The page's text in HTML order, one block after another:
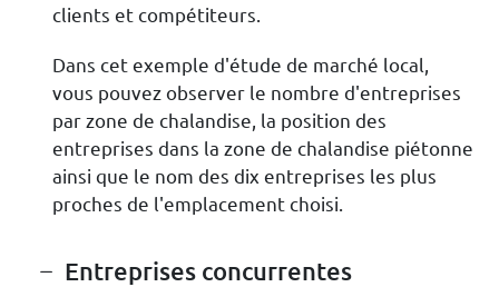
clients et compétiteurs.
Dans cet exemple d'étude de marché local,
vous pouvez observer le nombre d'entreprises
par zone de chalandise, la position des
entreprises dans la zone de chalandise piétonne
ainsi que le nom des dix entreprises les plus
proches de l'emplacement choisi.
Entreprises concurrentes